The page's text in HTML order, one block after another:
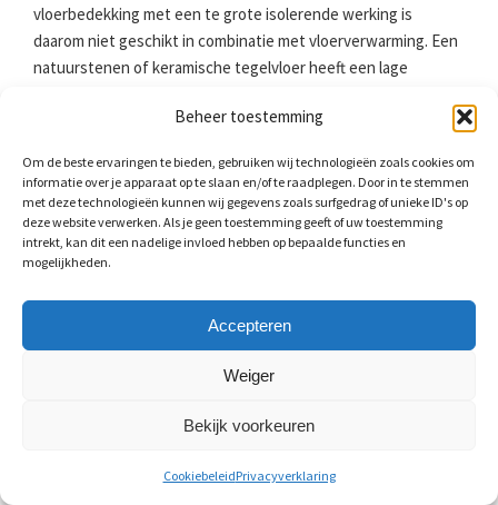
Beheer toestemming
Om de beste ervaringen te bieden, gebruiken wij technologieën zoals cookies om
informatie over je apparaat op te slaan en/of te raadplegen. Door in te stemmen
met deze technologieën kunnen wij gegevens zoals surfgedrag of unieke ID's op
deze website verwerken. Als je geen toestemming geeft of uw toestemming
intrekt, kan dit een nadelige invloed hebben op bepaalde functies en
mogelijkheden.
Accepteren
Weiger
Bekijk voorkeuren
CookiebeleidPrivacyverklaring
vloerbedekking met een te grote isolerende werking is
daarom niet geschikt in combinatie met vloerverwarming. Een
natuurstenen of keramische tegelvloer heeft een lage
geven het vervolgens af naar de ruimte erboven. Houd bij het
uitzetvoegen, vooral bij een tegelvloer in wildverband. Door
de temperatuurverschillen is het mogelijk dat deze loskomen
of gaan barsten.
Zelf tegels voegen
Het is altijd mogelijk dat een tegel uitzet of krimpt. Om
spanning op te vangen zit er een kleine ruimte tussen
weten hoeveel ruimte open moet blijven voor het voegen, dan
tegels van 20 x 20 centimeter zult u dus voegen van 4